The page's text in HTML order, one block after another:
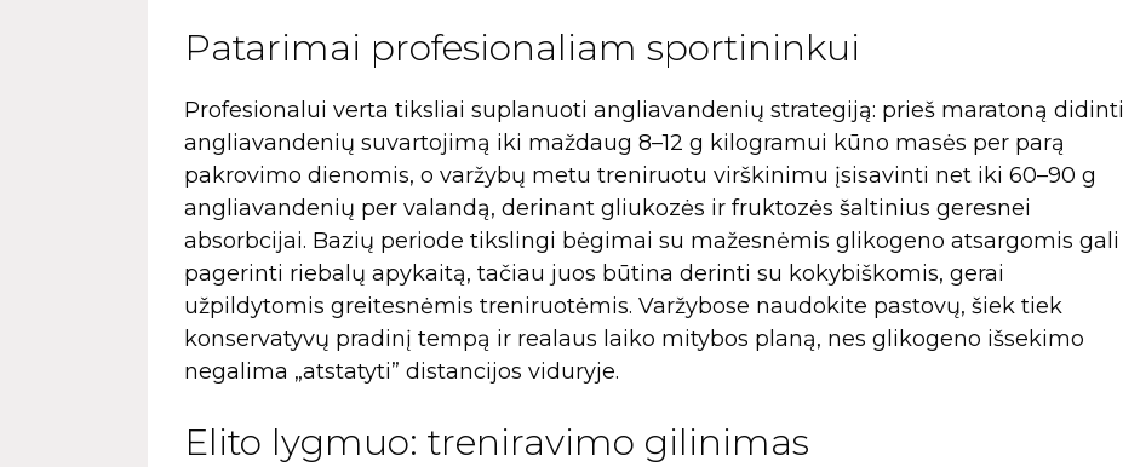
Patarimai profesionaliam sportininkui
Profesionalui verta tiksliai suplanuoti angliavandenių strategiją: prieš maratoną didinti
angliavandenių suvartojimą iki maždaug 8–12 g kilogramui kūno masės per parą
pakrovimo dienomis, o varžybų metu treniruotu virškinimu įsisavinti net iki 60–90 g
angliavandenių per valandą, derinant gliukozės ir fruktozės šaltinius geresnei
absorbcijai. Bazių periode tikslingi bėgimai su mažesnėmis glikogeno atsargomis gali
pagerinti riebalų apykaitą, tačiau juos būtina derinti su kokybiškomis, gerai
užpildytomis greitesnėmis treniruotėmis. Varžybose naudokite pastovų, šiek tiek
konservatyvų pradinį tempą ir realaus laiko mitybos planą, nes glikogeno išsekimo
negalima „atstatyti” distancijos viduryje.
Elito lygmuo: treniravimo gilinimas